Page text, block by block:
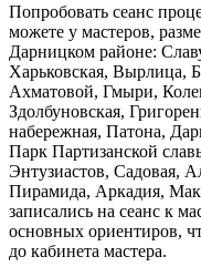
Попробовать сеанс
можете у мастеров,
Дарницком районе:
Харьковская, Вырлица,
Ахматовой, Гмыри,
Здолбуновская,
набережная, Патона,
Парк Партизанской
Энтузиастов, Садовая,
Пирамида, Аркадия,
записались на сеанс к
основных ориентиров,
до кабинета мастера.